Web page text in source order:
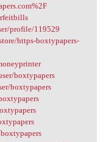
profile/119529
https-boxtypapers-
boxtypapers
boxtypapers